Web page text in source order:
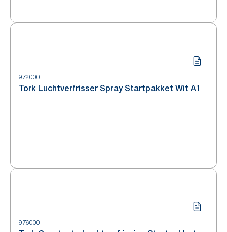
972000
Tork Luchtverfrisser Spray Startpakket Wit A1
976000